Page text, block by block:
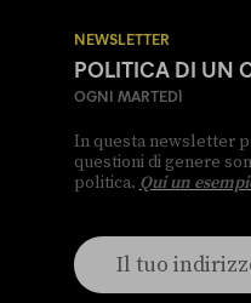
NEWSLETTER
POLITICA DI UN
OGNI MARTEDÌ
In questa newsletter
questioni di genere
politica. Qui un